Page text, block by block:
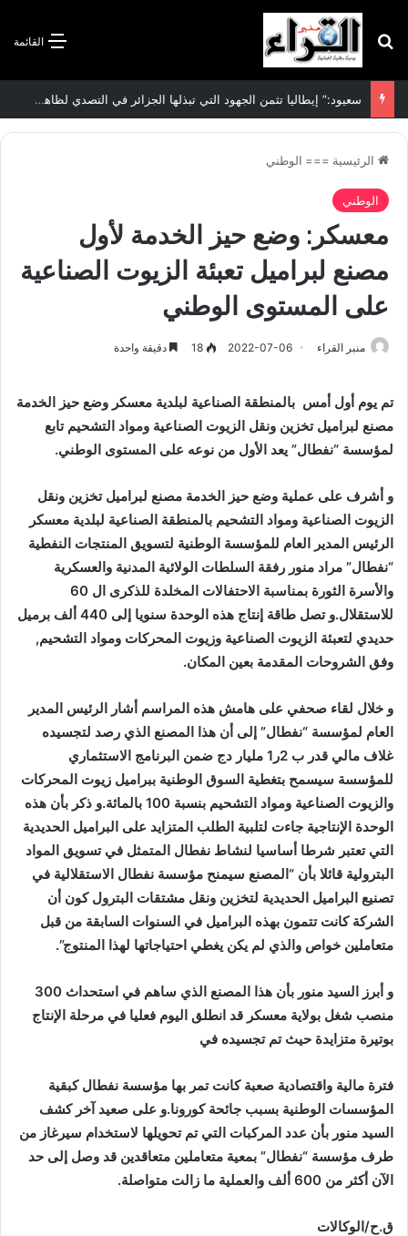
القائمة بحث عن
سعيود:” إيطاليا تثمن الجهود التي تبذلها الجزائر في التصدي لظاهرة الهجرة غير الشرعية”
الرئيسية === الوطني
الوطني
معسكر: وضع حيز الخدمة لأول
مصنع لبراميل تعبئة الزيوت الصناعية
على المستوى الوطني
منبر القراء 2022-07-06
18 دقيقة واحدة
تم يوم أول أمس بالمنطقة الصناعية لبلدية معسكر وضع حيز الخدمة
مصنع لبراميل تخزين ونقل الزيوت الصناعية ومواد التشحيم تابع
لمؤسسة “نفطال” يعد الأول من نوعه على المستوى الوطني.
و أشرف على عملية وضع حيز الخدمة مصنع لبراميل تخزين ونقل
الزيوت الصناعية ومواد التشحيم بالمنطقة الصناعية لبلدية معسكر
الرئيس المدير العام للمؤسسة الوطنية لتسويق المنتجات النفطية
“نفطال” مراد منور رفقة السلطات الولائية المدنية والعسكرية
والأسرة الثورة بمناسبة الاحتفالات المخلدة للذكرى ال 60
للاستقلال.و تصل طاقة إنتاج هذه الوحدة سنويا إلى 440 ألف برميل
حديدي لتعبئة الزيوت الصناعية وزيوت المحركات ومواد التشحيم,
وفق الشروحات المقدمة بعين المكان.
و خلال لقاء صحفي على هامش هذه المراسم أشار الرئيس المدير
العام لمؤسسة “نفطال” إلى أن هذا المصنع الذي رصد لتجسيده
غلاف مالي قدر ب 2ر1 مليار دج ضمن البرنامج الاستثماري
للمؤسسة سيسمح بتغطية السوق الوطنية ببراميل زيوت المحركات
والزيوت الصناعية ومواد التشحيم بنسبة 100 بالمائة.و ذكر بأن هذه
الوحدة الإنتاجية جاءت لتلبية الطلب المتزايد على البراميل الحديدية
التي تعتبر شرطا أساسيا لنشاط نفطال المتمثل في تسويق المواد
البترولية قائلا بأن “المصنع سيمنح مؤسسة نفطال الاستقلالية في
تصنيع البراميل الحديدية لتخزين ونقل مشتقات البترول كون أن
الشركة كانت تتمون بهذه البراميل في السنوات السابقة من قبل
متعاملين خواص والذي لم يكن يغطي احتياجاتها لهذا المنتوج”.
و أبرز السيد منور بأن هذا المصنع الذي ساهم في استحداث 300
منصب شغل بولاية معسكر قد انطلق اليوم فعليا في مرحلة الإنتاج
بوتيرة متزايدة حيث تم تجسيده في
فترة مالية واقتصادية صعبة كانت تمر بها مؤسسة نفطال كبقية
المؤسسات الوطنية بسبب جائحة كورونا.و على صعيد آخر كشف
السيد منور بأن عدد المركبات التي تم تحويلها لاستخدام سيرغاز من
طرف مؤسسة “نفطال” بمعية متعاملين متعاقدين قد وصل إلى حد
الآن أكثر من 600 ألف والعملية ما زالت متواصلة.
ق.ح/الوكالات